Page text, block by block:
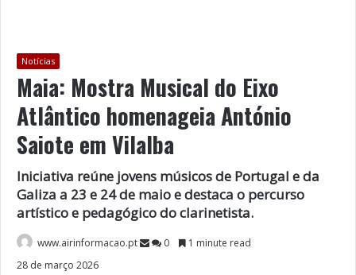
Notícias
Maia: Mostra Musical do Eixo
Atlântico homenageia António
Saiote em Vilalba
Iniciativa reúne jovens músicos de Portugal e da
Galiza a 23 e 24 de maio e destaca o percurso
artístico e pedagógico do clarinetista.
www.airinformacao.pt 0
1 minute read
28 de março 2026